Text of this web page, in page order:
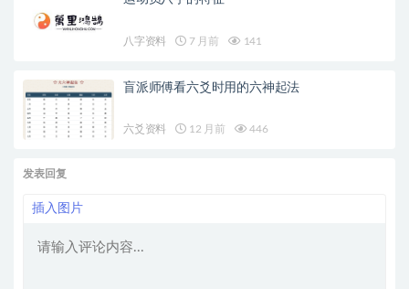
八字资料 7 月前 141
盲派师傅看六爻时用的六神起法
六爻资料 12 月前 446
发表回复
插入图片